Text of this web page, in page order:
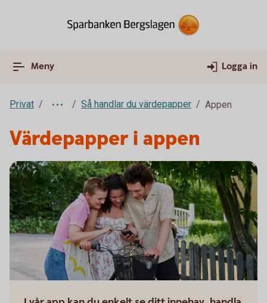
Meny Logga in
Privat Så handlar du värdepapper Appen
Värdepapper i appen